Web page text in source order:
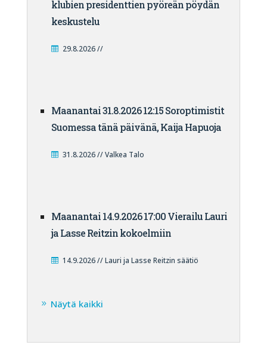
klubien presidenttien pyöreän pöydän
keskustelu
29.8.2026 //
Maanantai 31.8.2026 12:15 Soroptimistit
Suomessa tänä päivänä, Kaija Hapuoja
31.8.2026 // Valkea Talo
Maanantai 14.9.2026 17:00 Vierailu Lauri
ja Lasse Reitzin kokoelmiin
14.9.2026 // Lauri ja Lasse Reitzin säätiö
Näytä kaikki